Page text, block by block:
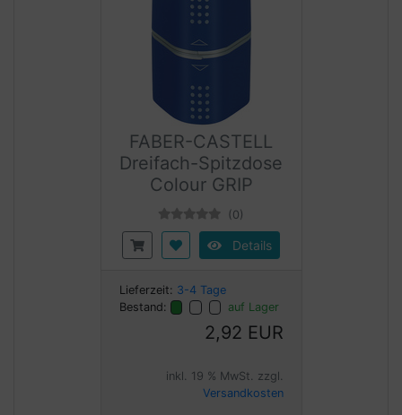
FABER-CASTELL
Dreifach-Spitzdose
Colour GRIP
(0)
Details
Lieferzeit: 3-4 Tage
Bestand:
auf Lager
2,92 EUR
inkl. 19 % MwSt. zzgl.
Versandkosten